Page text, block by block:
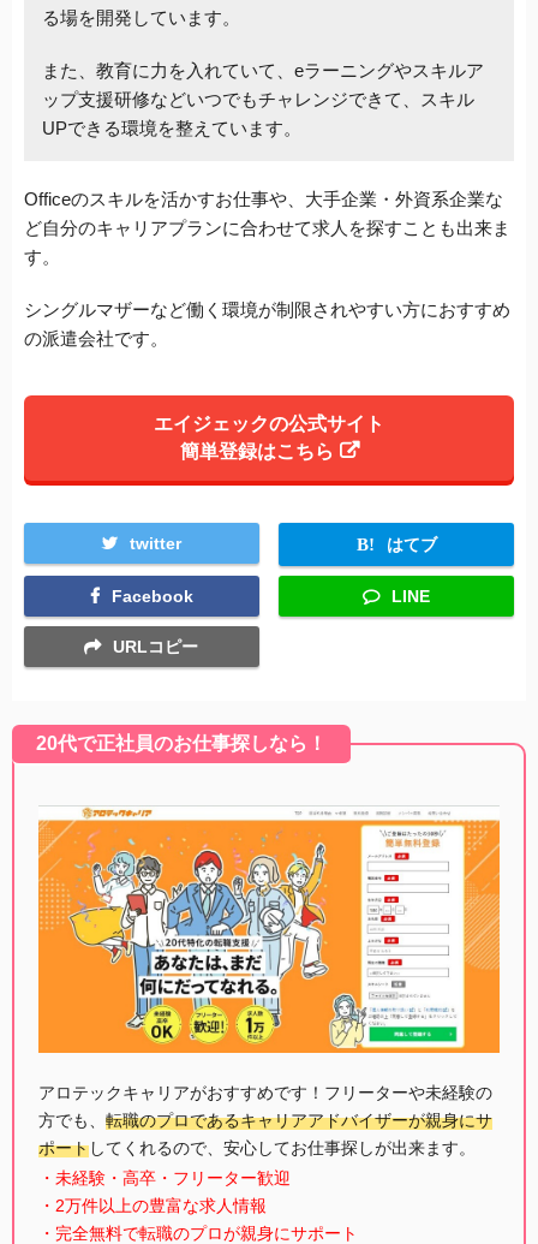
る場を開発しています。
また、教育に力を入れていて、eラーニングやスキルア
ップ支援研修などいつでもチャレンジできて、スキル
UPできる環境を整えています。
Officeのスキルを活かすお仕事や、大手企業・外資系企業な
ど自分のキャリアプランに合わせて求人を探すことも出来ま
す。
シングルマザーなど働く環境が制限されやすい方におすすめ
の派遣会社です。
エイジェックの公式サイト
簡単登録はこちら
twitter はてブ
Facebook LINE
URLコピー
20代で正社員のお仕事探しなら！
アロテックキャリアがおすすめです！フリーターや未経験の
方でも、 転職のプロであるキャリアアドバイザーが親身にサ
ポートしてくれるので、安心してお仕事探しが出来ます。
・未経験・高卒・フリーター歓迎
・2万件以上の豊富な求人情報
・完全無料で転職のプロが親身にサポート